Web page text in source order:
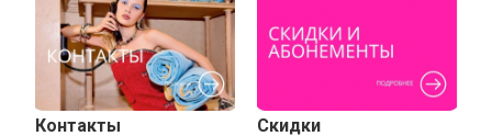
Контакты Скидки